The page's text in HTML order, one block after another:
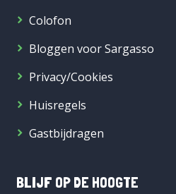
Colofon
Bloggen voor Sargasso
Privacy/Cookies
Huisregels
Gastbijdragen
BLIJF OP DE HOOGTE